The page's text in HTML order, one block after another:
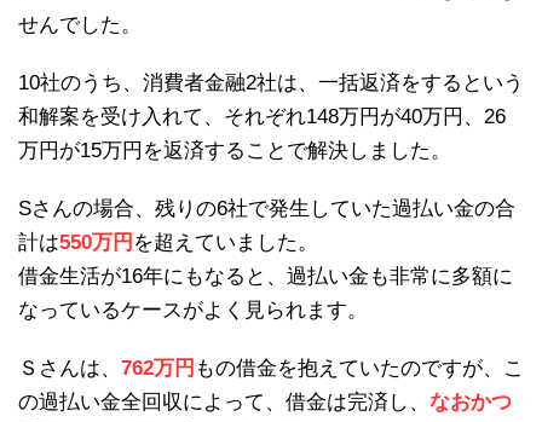
せんでした。
10社のうち、消費者金融2社は、一括返済をするという
和解案を受け入れて、それぞれ148万円が40万円、26
万円が15万円を返済することで解決しました。
Sさんの場合、残りの6社で発生していた過払い金の合
計は550万円 を超えていました。
借金生活が16年にもなると、過払い金も非常に多額に
なっているケースがよく見られます。
Ｓさんは、 762万円 もの借金を抱えていたのですが、こ
の過払い金全回収によって、借金は完済し、 なおかつ